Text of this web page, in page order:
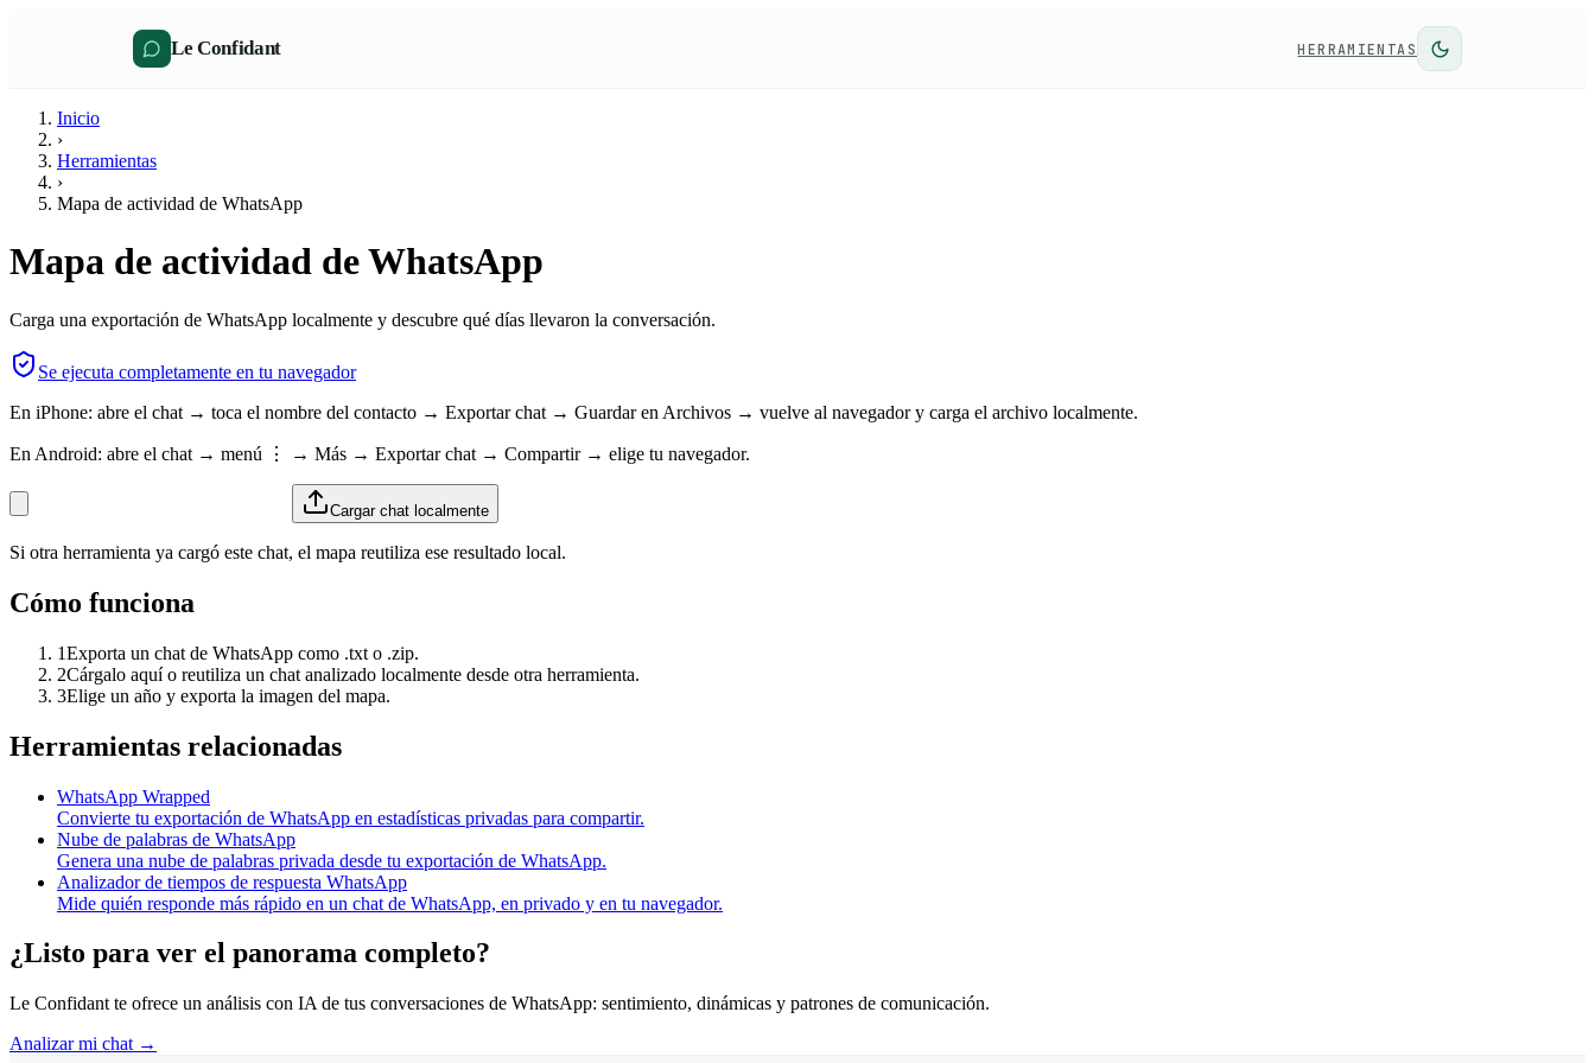
Le Confidant HERRAMIENTAS
Inicio
›
Herramientas
›
Mapa de actividad de WhatsApp
Mapa de actividad de WhatsApp
Carga una exportación de WhatsApp localmente y descubre qué días llevaron la conversación.
Se ejecuta completamente en tu navegador
En iPhone: abre el chat → toca el nombre del contacto → Exportar chat → Guardar en Archivos → vuelve al navegador y carga el archivo localmente.
En Android: abre el chat → menú ⋮ → Más → Exportar chat → Compartir → elige tu navegador.
Cargar chat localmente
Si otra herramienta ya cargó este chat, el mapa reutiliza ese resultado local.
Cómo funciona
1Exporta un chat de WhatsApp como .txt o .zip.
2Cárgalo aquí o reutiliza un chat analizado localmente desde otra herramienta.
3Elige un año y exporta la imagen del mapa.
Herramientas relacionadas
WhatsApp Wrapped
Convierte tu exportación de WhatsApp en estadísticas privadas para compartir.
Nube de palabras de WhatsApp
Genera una nube de palabras privada desde tu exportación de WhatsApp.
Analizador de tiempos de respuesta WhatsApp
Mide quién responde más rápido en un chat de WhatsApp, en privado y en tu navegador.
¿Listo para ver el panorama completo?
Le Confidant te ofrece un análisis con IA de tus conversaciones de WhatsApp: sentimiento, dinámicas y patrones de comunicación.
Analizar mi chat →